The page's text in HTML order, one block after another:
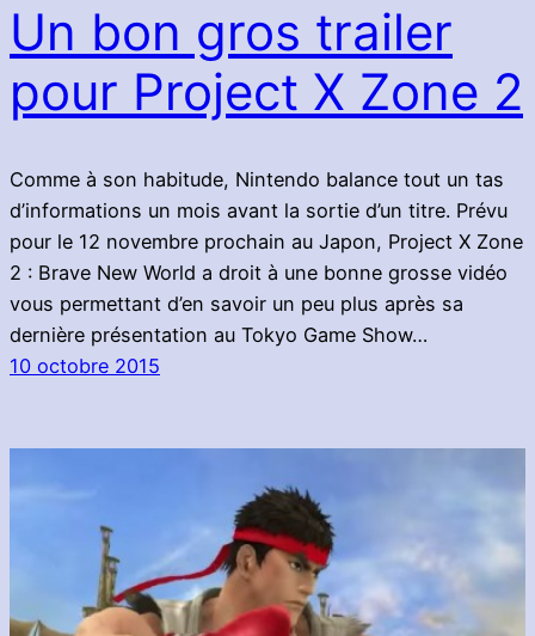
Un bon gros trailer
pour Project X Zone 2
Comme à son habitude, Nintendo balance tout un tas
d’informations un mois avant la sortie d’un titre. Prévu
pour le 12 novembre prochain au Japon, Project X Zone
2 : Brave New World a droit à une bonne grosse vidéo
vous permettant d’en savoir un peu plus après sa
dernière présentation au Tokyo Game Show…
10 octobre 2015